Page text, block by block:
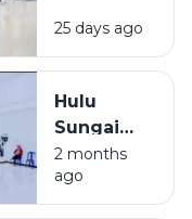
BPSDMD
Kalsel
ASN Lulus
25 days ago
Hulu
Sungai
Selatan
Juara
Umum
2 months
ago